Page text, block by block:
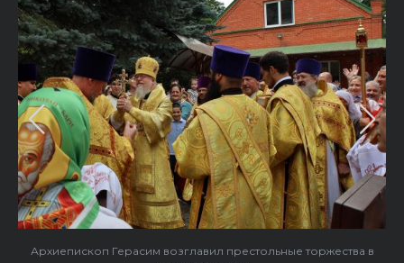
В праздник святого Серафима Саровского архиепископ